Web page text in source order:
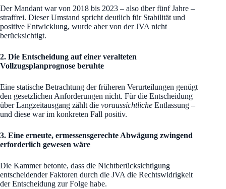
Der Mandant war von 2018 bis 2023 – also über fünf Jahre –
straffrei. Dieser Umstand spricht deutlich für Stabilität und
positive Entwicklung, wurde aber von der JVA nicht
berücksichtigt.
2. Die Entscheidung auf einer veralteten
Vollzugsplanprognose beruhte
Eine statische Betrachtung der früheren Verurteilungen genügt
den gesetzlichen Anforderungen nicht. Für die Entscheidung
über Langzeitausgang zählt die voraussichtliche Entlassung –
und diese war im konkreten Fall positiv.
3. Eine erneute, ermessensgerechte Abwägung zwingend
erforderlich gewesen wäre
Die Kammer betonte, dass die Nichtberücksichtigung
entscheidender Faktoren durch die JVA die Rechtswidrigkeit
der Entscheidung zur Folge habe.